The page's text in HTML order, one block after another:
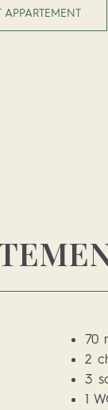
APPARTEMENT
70
2
3
1